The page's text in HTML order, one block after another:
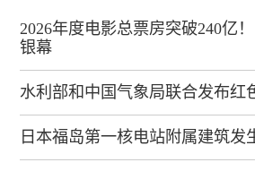
2026年度电影总票房突破240亿
银幕
水利部和中国气象局联合发布红
日本福岛第一核电站附属建筑发